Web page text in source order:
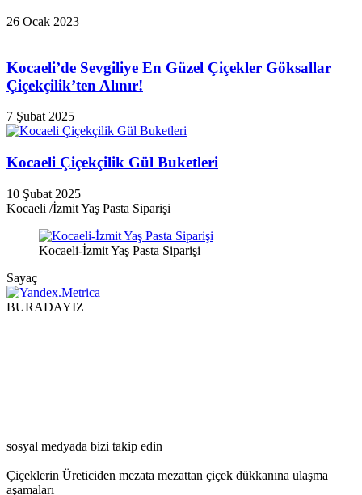
26 Ocak 2023
Kocaeli’de Sevgiliye En Güzel Çiçekler Göksallar
Çiçekçilik’ten Alınır!
7 Şubat 2025
Kocaeli Çiçekçilik Gül Buketleri
10 Şubat 2025
Kocaeli /İzmit Yaş Pasta Siparişi
Kocaeli-İzmit Yaş Pasta Siparişi
Sayaç
BURADAYIZ
sosyal medyada bizi takip edin
Çiçeklerin Üreticiden mezata mezattan çiçek dükkanına ulaşma
aşamaları